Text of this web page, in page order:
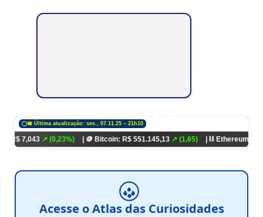
📅 Última atualização: sex., 07.11.25 – 21h10
↗ (0,23%) | 🪙 Bitcoin: R$ 551.145,13↗ (1,65) | ⛓️ Ethereum: R$ 18.321,93
Acesse o Atlas das Curiosidades